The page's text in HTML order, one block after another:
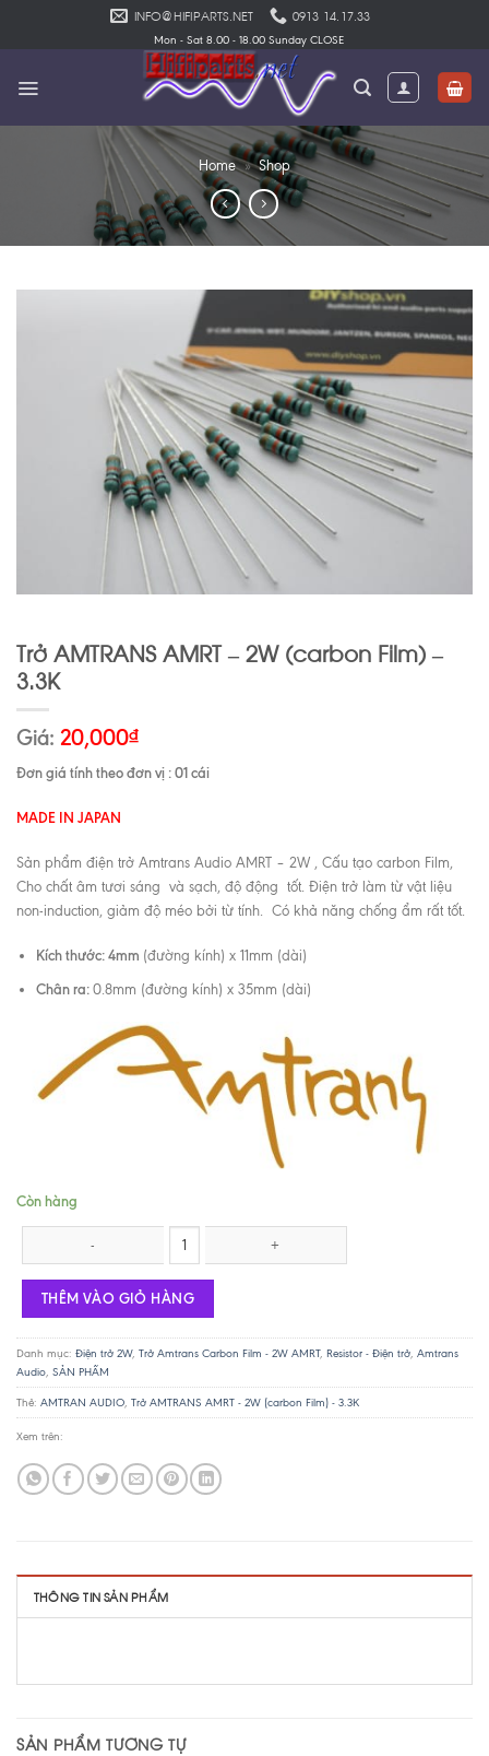
INFO@HIFIPARTS.NET 0913 14.17.33
Mon - Sat 8.00 - 18.00 Sunday CLOSE
Home » Shop
Trở AMTRANS AMRT – 2W (carbon Film) –
3.3K
Giá: 20,000₫
Đơn giá tính theo đơn vị : 01 cái
MADE IN JAPAN
Sản phẩm điện trở Amtrans Audio AMRT – 2W , Cấu tạo carbon Film,
Cho chất âm tươi sáng và sạch, độ động tốt. Điện trở làm từ vật liệu
non-induction, giảm độ méo bởi từ tính. Có khả năng chống ẩm rất tốt.
Kích thước: 4mm (đường kính) x 11mm (dài)
Chân ra:0.8mm (đường kính) x 35mm (dài)
Còn hàng
Trở AMTRANS AMRT - 2W (carbon Film) - 3.3K số lượng
THÊM VÀO GIỎ HÀNG
Danh mục: Điện trở 2W, Trở Amtrans Carbon Film - 2W AMRT, Resistor - Điện trở, Amtrans
Audio, SẢN PHẨM
Thẻ: AMTRAN AUDIO, Trở AMTRANS AMRT - 2W (carbon Film) - 3.3K
Xem trên:
THÔNG TIN SẢN PHẨM
SẢN PHẨM TƯƠNG TỰ